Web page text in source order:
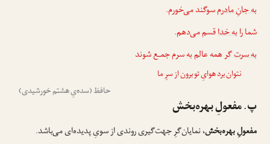
به جانِ مادرمسوگند می‌خورم.
شما رابه خداقسم می‌دهم.
به سرتگر همه عالم به سرم جمـع شوند
نتوان برد هوایِ تو برون از سرِ ما
حافظ (سده‌یِ هشتم خورشیدی)
پ. مفعولِ بهره‌بخش
مفعولِ بهره‌بخش، نمایان‌گرِ جهت‌گیری روندی از سویِ پدیده‌ای می‌باشد.